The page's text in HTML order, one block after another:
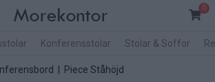
0
Konferensstolar Stolar & Soffor
| Piece Ståhöjd